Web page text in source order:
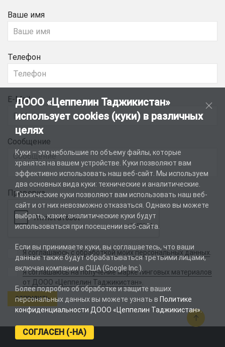
Ваше имя
Телефон
E-Mail
Сообщение
Проверка
Я соглашаюсь с обработкой моих персональных данных.
Я соглашаюсь на получение маркетинговых материалов
от ДООО «Цеппелин Таджикистан».
ДООО «Цеппелин Таджикистан»
использует cookies (куки) в различных
целях
Куки – это небольшие по объему файлы, которые
хранятся на вашем устройстве. Куки позволяют вам
эффективно использовать наш веб-сайт. Мы используем
два основных вида куки: технические и аналитические.
Технические куки позволяют вам использовать наш веб-
сайт и от них невозможно отказаться. Однако вы можете
выбрать, какие аналитические куки будут
использоваться при посещении веб-сайта.
Если вы принимаете куки, вы соглашаетесь, что ваши
данные также будут обрабатываться третьими лицами,
включая компании в США (Google Inc.).
Более подробно об обработке и защите ваших
персональных данных вы можете узнать в Политике
конфиденциальности ДООО «Цеппелин Таджикистан».
СОГЛАСЕН (-НА)